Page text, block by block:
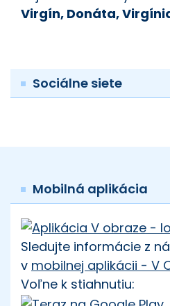
Virgín, Donáta,
Sociálne siete
Mobilná aplikácia
Sledujte informácie z
v mobilnej aplikácii - V
Voľne k stiahnutiu: